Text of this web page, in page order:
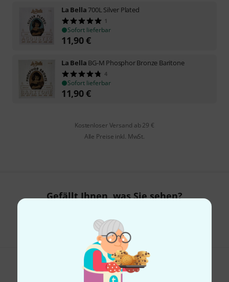
La Bella700L Silver Plated
1
Sofort lieferbar
11,90€
La Bella BG-M Phosphor Bronze Baritone
4
Sofort lieferbar
11,90€
Kostenloser Versand ab 29 €
Alle Preise inkl. MwSt.
Gefällt Ihnen, was Sie sehen?
Hilfe & Feedback